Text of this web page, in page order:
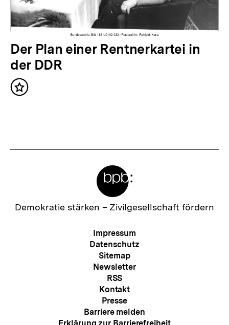
h
a
l
t
N
ä
c
h
h
Der Plan einer Rentnerkartei in
der DDR
Inhalt
Zur
Demokratie stärken – Zivilgesellschaft fördern
Meta-
Navigation
Impressum
Datenschutz
Sitemap
Newsletter
RSS
Kontakt
Presse
Barriere melden